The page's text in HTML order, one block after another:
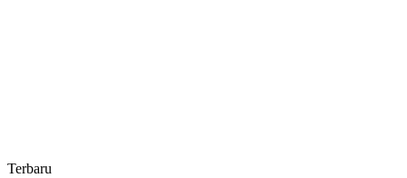
Terbaru